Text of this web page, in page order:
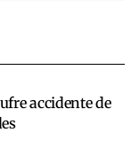
accidente de